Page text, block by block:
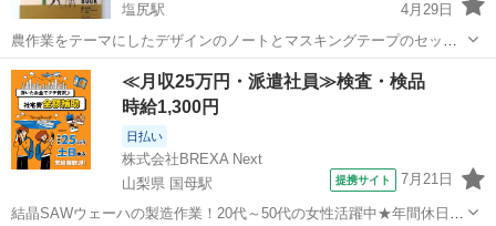
塩尻駅
4月29日
農作業をテーマにしたデザインのノートとマスキングテープのセッ
ト。 - ブランド:カゴメ - 商品名: ノート B5 - 商品名: マスキングテー
プ 幅18ｍｍ 長さ5ｍ
長野 塩尻市 塩尻駅 手帳 マスキングテープ
≪月収25万円・派遣社員≫検査・検品
時給1,300円
日払い
株式会社BREXA Next
山梨県 国母駅
提携サイト 7月21日
結晶SAWウェーハの製造作業！20代～50代の女性活躍中★年間休日